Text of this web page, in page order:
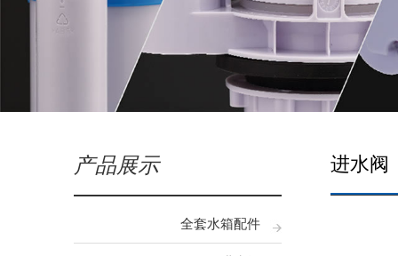
产品展示
全套水箱配件
进水阀